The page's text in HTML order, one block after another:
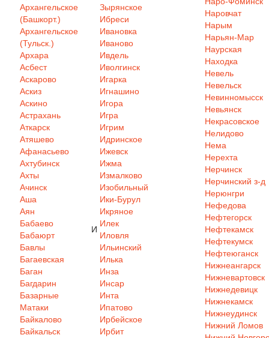
Архангельское
(Башкорт.)
Архангельское
(Тульск.)
Архара
Асбест
Аскарово
Аскиз
Аскино
Астрахань
Аткарск
Атяшево
Афанасьево
Ахтубинск
Ахты
Ачинск
Аша
Аян
Бабаево
Бабаюрт
Бавлы
Багаевская
Баган
Багдарин
Базарные
Матаки
Байкалово
Байкальск
Зырянское
И
Ибреси
Ивановка
Иваново
Ивдель
Иволгинск
Игарка
Игнашино
Игора
Игра
Игрим
Идринское
Ижевск
Ижма
Измалково
Изобильный
Ики-Бурул
Икряное
Илек
Иловля
Ильинский
Илька
Инза
Инсар
Инта
Ипатово
Ирбейское
Ирбит
Наровчат
Нарым
Нарьян-Мар
Наурская
Находка
Невель
Невельск
Невинномысск
Невьянск
Некрасовское
Нелидово
Нема
Нерехта
Нерчинск
Нерчинский з-д
Нерюнгри
Нефедова
Нефтегорск
Нефтекамск
Нефтекумск
Нефтеюганск
Нижнеангарск
Нижневартовск
Нижнедевицк
Нижнекамск
Нижнеудинск
Нижний Ломов